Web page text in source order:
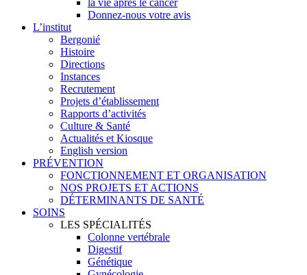
la vie après le cancer
Donnez-nous votre avis
L’institut
Bergonié
Histoire
Directions
Instances
Recrutement
Projets d’établissement
Rapports d’activités
Culture & Santé
Actualités et Kiosque
English version
PRÉVENTION
FONCTIONNEMENT ET ORGANISATION
NOS PROJETS ET ACTIONS
DÉTERMINANTS DE SANTÉ
SOINS
LES SPÉCIALITÉS
Colonne vertébrale
Digestif
Génétique